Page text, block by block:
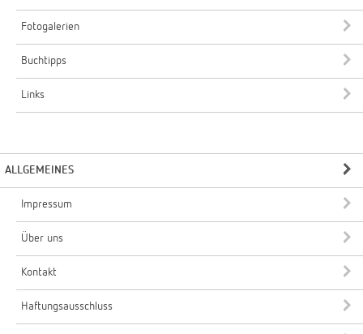
Fotogalerien
Buchtipps
Links
ALLGEMEINES
Impressum
Über uns
Kontakt
Haftungsausschluss